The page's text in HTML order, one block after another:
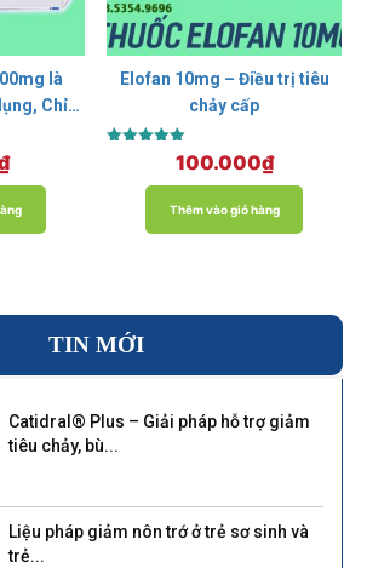
là
Chỉ
Elofan 10mg – Điều trị tiêu
chảy cấp
Được xếp
5.00
100.000₫
Thêm vào giỏ hàng
TIN MỚI
Catidral® Plus – Giải pháp hỗ trợ giảm
tiêu chảy, bù...
Liệu pháp giảm nôn trớ ở trẻ sơ sinh và
trẻ...